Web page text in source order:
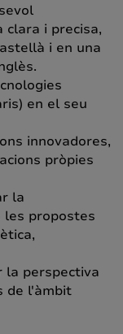
clara i precisa,
i en una
en el seu
innovadores,
pròpies
la
propostes
la perspectiva
de l'àmbit